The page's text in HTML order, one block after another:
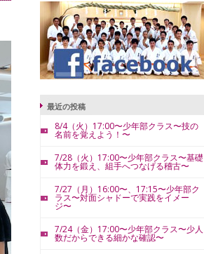
最近の投稿
8/4（火）17:00〜少年部クラス〜技の
名前を覚えよう！〜
7/28（火）17:00〜少年部クラス〜基礎
体力を鍛え、組手へつなげる稽古〜
7/27（月）16:00〜、17:15〜少年部ク
ラス〜対面シャドーで実践をイメー
ジ〜
7/24（金）17:00〜少年部クラス〜少人
数だからできる細かな確認〜